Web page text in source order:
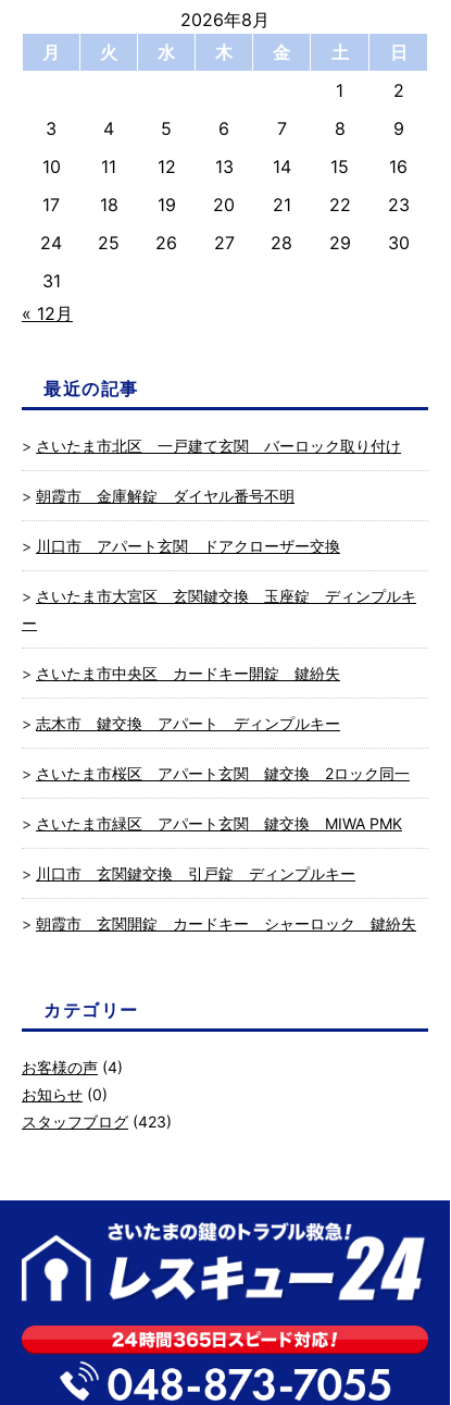
2026年8月
月
火 水 木 金 土
日
1
2
3
4 5 6 7 8
9
10
11 12 13 14 15
16
17
18 19 20 21 22
23
24
25 26 27 28 29
30
31
« 12月
最近の記事
さいたま市北区 一戸建て玄関 バーロック取り付け
朝霞市 金庫解錠 ダイヤル番号不明
川口市 アパート玄関 ドアクローザー交換
さいたま市大宮区 玄関鍵交換 玉座錠 ディンプルキ
ー
さいたま市中央区 カードキー開錠 鍵紛失
志木市 鍵交換 アパート ディンプルキー
さいたま市桜区 アパート玄関 鍵交換 2ロック同一
さいたま市緑区 アパート玄関 鍵交換 MIWA PMK
川口市 玄関鍵交換 引戸錠 ディンプルキー
朝霞市 玄関開錠 カードキー シャーロック 鍵紛失
カテゴリー
お客様の声 (4)
お知らせ (0)
スタッフブログ (423)